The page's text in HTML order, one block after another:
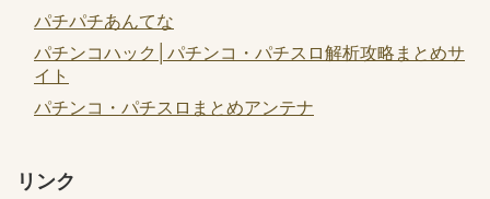
パチパチあんてな
パチンコハック│パチンコ・パチスロ解析攻略まとめサ
イト
パチンコ・パチスロまとめアンテナ
リンク